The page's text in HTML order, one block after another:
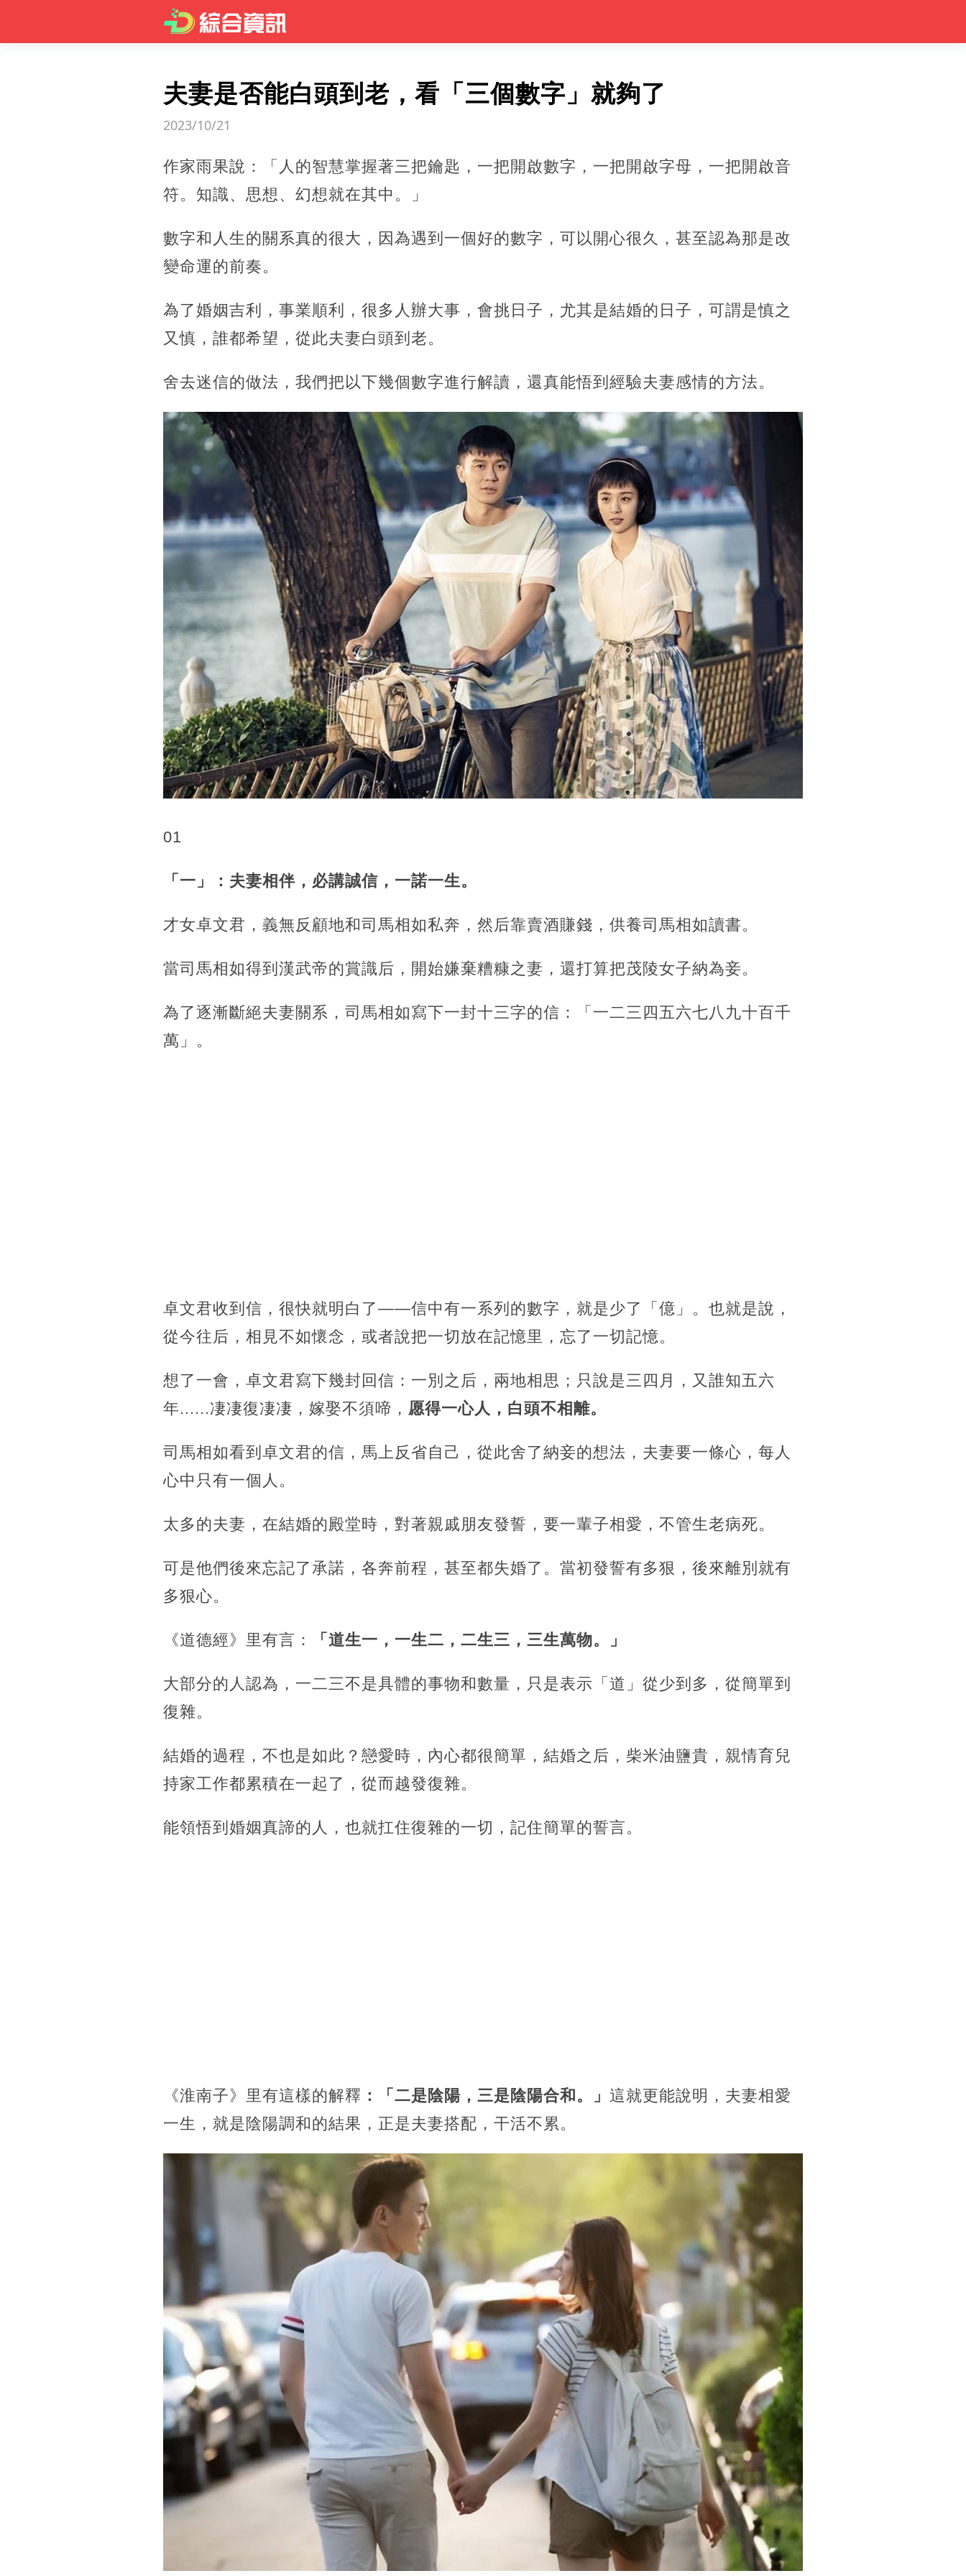
夫妻是否能白頭到老，看「三個數字」就夠了
2023/10/21
作家雨果說：「人的智慧掌握著三把鑰匙，一把開啟數字，一把開啟字母，一把開啟音
符。知識、思想、幻想就在其中。」
數字和人生的關系真的很大，因為遇到一個好的數字， 可以開心很久，甚至認為那是改
變命運的前奏。
為了婚姻吉利，事業順利，很多人辦大事，會挑日子，尤其是結婚的日子，可謂是慎之
又慎，誰都希望，從此夫妻白頭到老。
舍去迷信的做法， 我們把以下幾個數字進行解讀，還真能悟到經驗夫妻感情的方法。
01
「一」：夫妻相伴，必講誠信，一諾一生。
才女卓文君，義無反顧地和司馬相如私奔，然后靠賣酒賺錢，供養司馬相如讀書。
當司馬相如得到漢武帝的賞識后，開始嫌棄糟糠之妻，還打算把茂陵女子納為妾。
為了逐漸斷絕夫妻關系，司馬相如寫下一封十三字的信：「一二三四五六七八九十百千
萬」。
卓文君收到信，很快就明白了——信中有一系列的數字，就是少了「億」。也就是說，
從今往后，相見不如懷念，或者說把一切放在記憶里，忘了一切記憶。
想了一會，卓文君寫下幾封回信：一別之后，兩地相思；只說是三四月，又誰知五六
年......凄凄復凄凄，嫁娶不須啼， 愿得一心人，白頭不相離。
司馬相如看到卓文君的信，馬上反省自己，從此舍了納妾的想法，夫妻要一條心，每人
心中只有一個人。
太多的夫妻，在結婚的殿堂時，對著親戚朋友發誓，要一輩子相愛，不管生老病死。
可是他們後來忘記了承諾，各奔前程，甚至都失婚了。當初發誓有多狠，後來離別就有
多狠心。
《道德經》里有言： 「道生一，一生二，二生三，三生萬物。」
大部分的人認為，一二三不是具體的事物和數量，只是表示「道」從少到多，從簡單到
復雜。
結婚的過程，不也是如此？戀愛時，內心都很簡單，結婚之后，柴米油鹽貴，親情育兒
持家工作都累積在一起了，從而越發復雜。
能領悟到婚姻真諦的人，也就扛住復雜的一切，記住簡單的誓言。
《淮南子》里有這樣的解釋 ：「二是陰陽，三是陰陽合和。」 這就更能說明，夫妻相愛
一生，就是陰陽調和的結果，正是夫妻搭配，干活不累。